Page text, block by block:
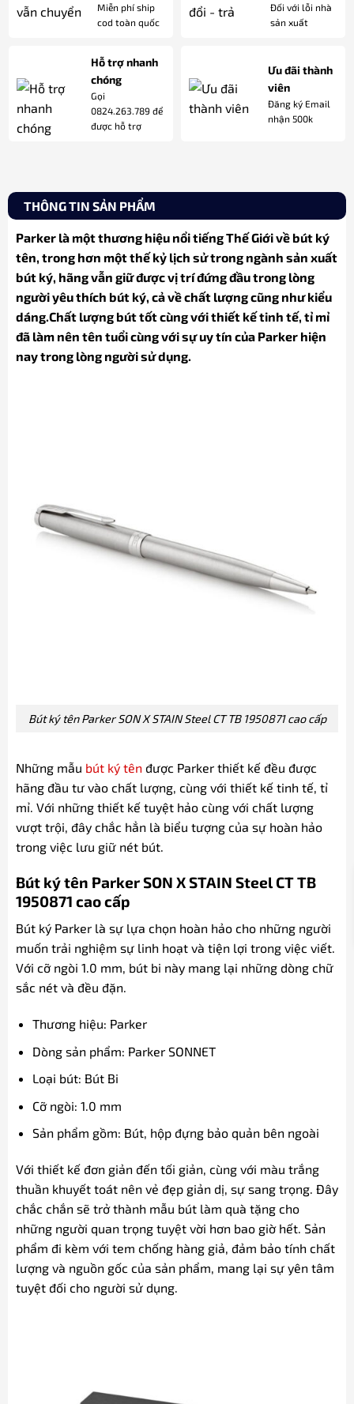
Miễn phí ship
cod toàn quốc
Đối với lỗi nhà
sản xuất
Hỗ trợ nhanh
chóng
Gọi
0824.263.789 để
được hỗ trợ
Ưu đãi thành
viên
Đăng ký Email
nhận 500k
THÔNG TIN SẢN PHẨM
Parker là một thương hiệu nổi tiếng Thế Giới về bút ký
tên, trong hơn một thế kỷ lịch sử trong ngành sản xuất
bút ký, hãng vẫn giữ được vị trí đứng đầu trong lòng
người yêu thích bút ký, cả về chất lượng cũng như kiểu
dáng.Chất lượng bút tốt cùng với thiết kế tinh tế, tỉ mỉ
đã làm nên tên tuổi cùng với sự uy tín của Parker hiện
nay trong lòng người sử dụng.
Bút ký tên Parker SON X STAIN Steel CT TB 1950871 cao cấp
Những mẫu bút ký tênđược Parker thiết kế đều được
hãng đầu tư vào chất lượng, cùng với thiết kế tinh tế, tỉ
mỉ. Với những thiết kế tuyệt hảo cùng với chất lượng
vượt trội, đây chắc hẳn là biểu tượng của sự hoàn hảo
trong việc lưu giữ nét bút.
Bút ký tên Parker SON X STAIN Steel CT TB
1950871 cao cấp
Bút ký Parker là sự lựa chọn hoàn hảo cho những người
muốn trải nghiệm sự linh hoạt và tiện lợi trong việc viết.
Với cỡ ngòi 1.0 mm, bút bi này mang lại những dòng chữ
sắc nét và đều đặn.
Thương hiệu: Parker
Dòng sản phẩm: Parker SONNET
Loại bút: Bút Bi
Cỡ ngòi: 1.0 mm
Sản phẩm gồm: Bút, hộp đựng bảo quản bên ngoài
Với thiết kế đơn giản đến tối giản, cùng với màu trắng
thuần khuyết toát nên vẻ đẹp giản dị, sự sang trọng. Đây
chắc chắn sẽ trở thành mẫu bút làm quà tặng cho
những người quan trọng tuyệt vời hơn bao giờ hết. Sản
phẩm đi kèm với tem chống hàng giả, đảm bảo tính chất
lượng và nguồn gốc của sản phẩm, mang lại sự yên tâm
tuyệt đối cho người sử dụng.